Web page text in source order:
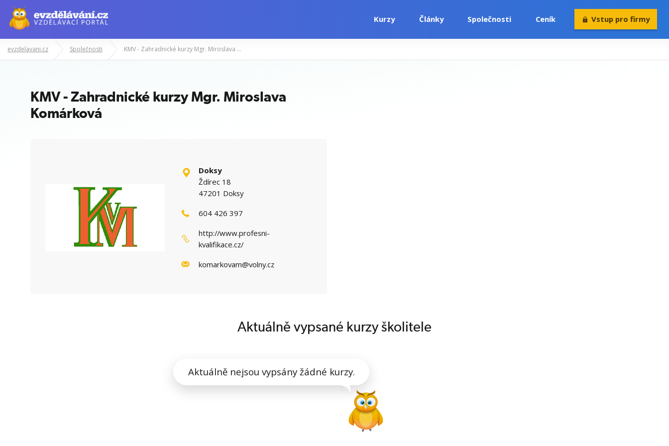
Kurzy Články Společnosti Ceník Vstup pro firmy
Manažerské kurzy Odborné znalosti
evzdelavani.cz Společnosti KMV - Zahradnické kurzy Mgr. Miroslava Komárková
KMV - Zahradnické kurzy Mgr. Miroslava
Komárková
Doksy
Ždírec 18
47201 Doksy
604 426 397
http://www.profesni-
kvalifikace.cz/
komarkovam@volny.cz
Aktuálně vypsané kurzy školitele
Aktuálně nejsou vypsány žádné kurzy.